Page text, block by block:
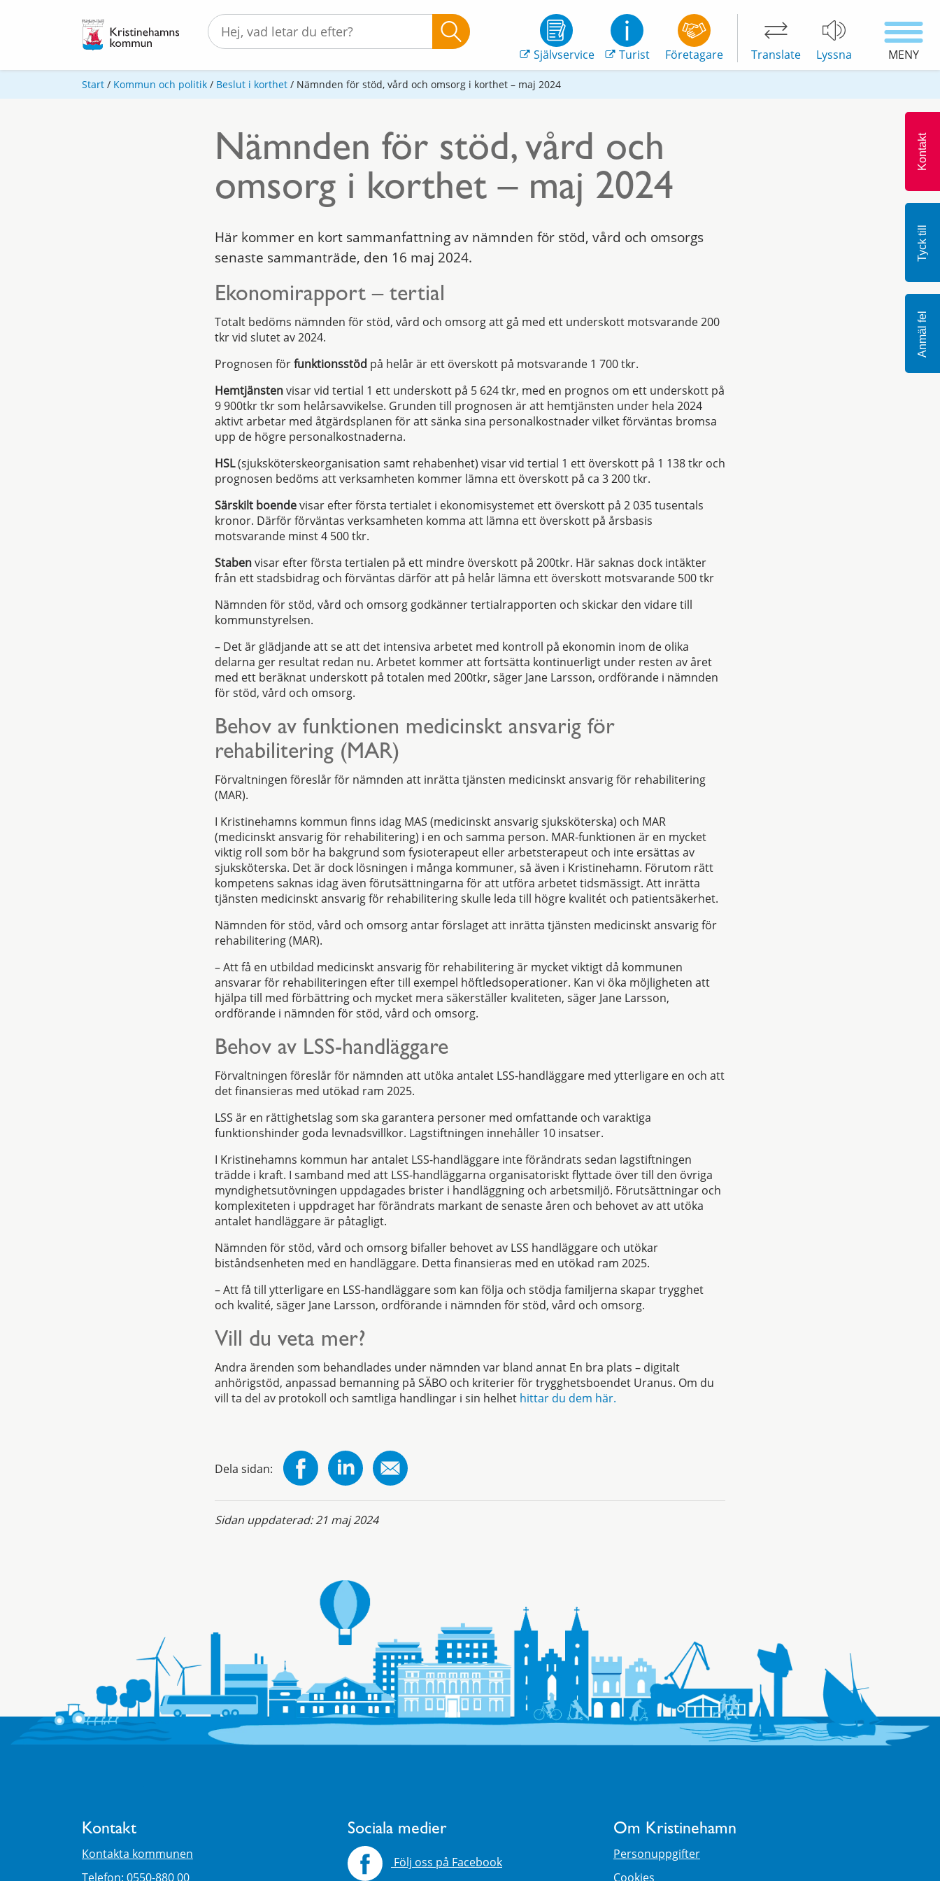
Självservice Turist Företagare Translate Lyssna MENY
Kontakt
Tyck till
Anmäl fel
Start / Kommun och politik / Beslut i korthet / Nämnden för stöd, vård och omsorg i korthet – maj 2024
Nämnden för stöd, vård och
omsorg i korthet – maj 2024
Här kommer en kort sammanfattning av nämnden för stöd, vård och omsorgs
senaste sammanträde, den 16 maj 2024.
Ekonomirapport – tertial
Totalt bedöms nämnden för stöd, vård och omsorg att gå med ett underskott motsvarande 200
tkr vid slutet av 2024.
Prognosen förfunktionsstöd på helår är ett överskott på motsvarande 1 700 tkr.
Hemtjänstenvisar vid tertial 1 ett underskott på 5 624 tkr, med en prognos om ett underskott på
9 900tkr tkr som helårsavvikelse. Grunden till prognosen är att hemtjänsten under hela 2024
aktivt arbetar med åtgärdsplanen för att sänka sina personalkostnader vilket förväntas bromsa
upp de högre personalkostnaderna.
HSL(sjuksköterskeorganisation samt rehabenhet) visar vid tertial 1 ett överskott på 1 138 tkr och
prognosen bedöms att verksamheten kommer lämna ett överskott på ca 3 200 tkr.
Särskilt boendevisar efter första tertialet i ekonomisystemet ett överskott på 2 035 tusentals
kronor. Därför förväntas verksamheten komma att lämna ett överskott på årsbasis
motsvarande minst 4 500 tkr.
Stabenvisar efter första tertialen på ett mindre överskott på 200tkr. Här saknas dock intäkter
från ett stadsbidrag och förväntas därför att på helår lämna ett överskott motsvarande 500 tkr
Nämnden för stöd, vård och omsorg godkänner tertialrapporten och skickar den vidare till
kommunstyrelsen.
– Det är glädjande att se att det intensiva arbetet med kontroll på ekonomin inom de olika
delarna ger resultat redan nu. Arbetet kommer att fortsätta kontinuerligt under resten av året
med ett beräknat underskott på totalen med 200tkr, säger Jane Larsson, ordförande i nämnden
för stöd, vård och omsorg.
Behov av funktionen medicinskt ansvarig för
rehabilitering (MAR)
Förvaltningen föreslår för nämnden att inrätta tjänsten medicinskt ansvarig för rehabilitering
(MAR).
I Kristinehamns kommun finns idag MAS (medicinskt ansvarig sjuksköterska) och MAR
(medicinskt ansvarig för rehabilitering) i en och samma person. MAR-funktionen är en mycket
viktig roll som bör ha bakgrund som fysioterapeut eller arbetsterapeut och inte ersättas av
sjuksköterska. Det är dock lösningen i många kommuner, så även i Kristinehamn. Förutom rätt
kompetens saknas idag även förutsättningarna för att utföra arbetet tidsmässigt. Att inrätta
tjänsten medicinskt ansvarig för rehabilitering skulle leda till högre kvalitét och patientsäkerhet.
Nämnden för stöd, vård och omsorg antar förslaget att inrätta tjänsten medicinskt ansvarig för
rehabilitering (MAR).
– Att få en utbildad medicinskt ansvarig för rehabilitering är mycket viktigt då kommunen
ansvarar för rehabiliteringen efter till exempel höftledsoperationer. Kan vi öka möjligheten att
hjälpa till med förbättring och mycket mera säkerställer kvaliteten, säger Jane Larsson,
ordförande i nämnden för stöd, vård och omsorg.
Behov av LSS-handläggare
Förvaltningen föreslår för nämnden att utöka antalet LSS-handläggare med ytterligare en och att
det finansieras med utökad ram 2025.
LSS är en rättighetslag som ska garantera personer med omfattande och varaktiga
funktionshinder goda levnadsvillkor. Lagstiftningen innehåller 10 insatser.
I Kristinehamns kommun har antalet LSS-handläggare inte förändrats sedan lagstiftningen
trädde i kraft. I samband med att LSS-handläggarna organisatoriskt flyttade över till den övriga
myndighetsutövningen uppdagades brister i handläggning och arbetsmiljö. Förutsättningar och
komplexiteten i uppdraget har förändrats markant de senaste åren och behovet av att utöka
antalet handläggare är påtagligt.
Nämnden för stöd, vård och omsorg bifaller behovet av LSS handläggare och utökar
biståndsenheten med en handläggare. Detta finansieras med en utökad ram 2025.
– Att få till ytterligare en LSS-handläggare som kan följa och stödja familjerna skapar trygghet
och kvalité, säger Jane Larsson, ordförande i nämnden för stöd, vård och omsorg.
Vill du veta mer?
Andra ärenden som behandlades under nämnden var bland annat En bra plats – digitalt
anhörigstöd, anpassad bemanning på SÄBO och kriterier för trygghetsboendet Uranus. Om du
vill ta del av protokoll och samtliga handlingar i sin helhet hittar du dem här.
Dela sidan:
Sidan uppdaterad:21 maj 2024
Kontakt
Kontakta kommunen
Telefon: 0550-880 00
Sociala medier
Följ oss på Facebook
Om Kristinehamn
Personuppgifter
Cookies